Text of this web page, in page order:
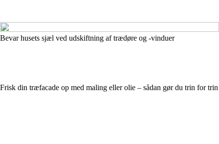
Bevar husets sjæl ved udskiftning af trædøre og -vinduer
Frisk din træfacade op med maling eller olie – sådan gør du trin for trin